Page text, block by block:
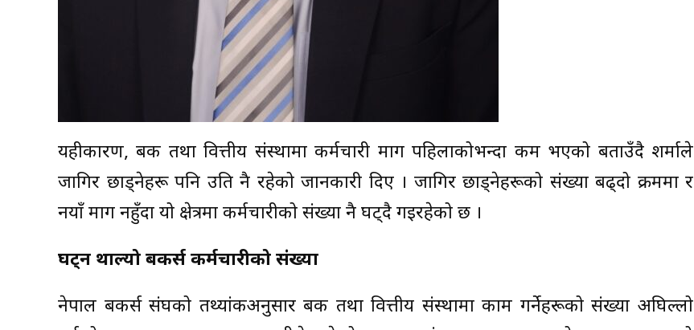
यहीकारण, बैंक तथा वित्तीय संस्थामा कर्मचारी माग पहिलाकोभन्दा कम भएको बताउँदै शर्माले
जागिर छाड्नेहरू पनि उति नै रहेको जानकारी दिए । जागिर छाड्नेहरूको संख्या बढ्दो क्रममा र
नयाँ माग नहुँदा यो क्षेत्रमा कर्मचारीको संख्या नै घट्दै गइरहेको छ ।
घट्न थाल्यो बैंकर्स कर्मचारीको संख्या
नेपाल बैंकर्स संघको तथ्यांकअनुसार बैंक तथा वित्तीय संस्थामा काम गर्नेहरूको संख्या अघिल्लो